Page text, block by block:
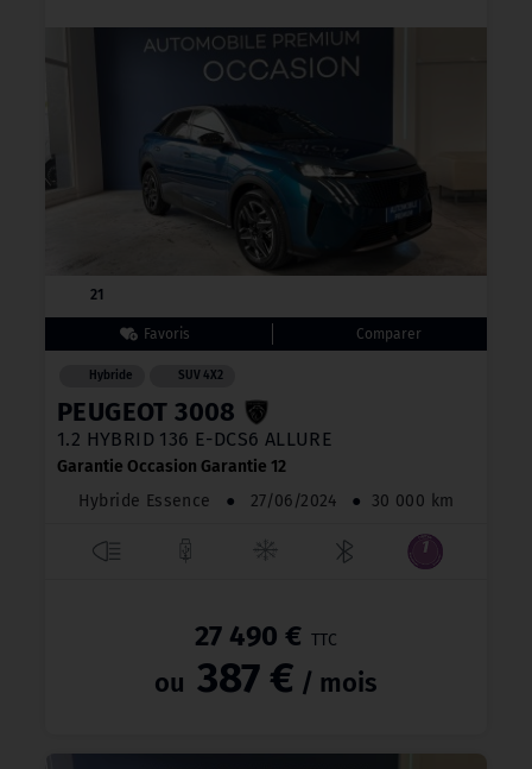
21
Hybride SUV 4X2
PEUGEOT 3008
1.2 HYBRID 136 E-DCS6 ALLURE
Garantie Occasion Garantie 12
Hybride Essence
● 27/06/2024 ● 30 000 km
27 490 € TTC
ou 387 € / mois